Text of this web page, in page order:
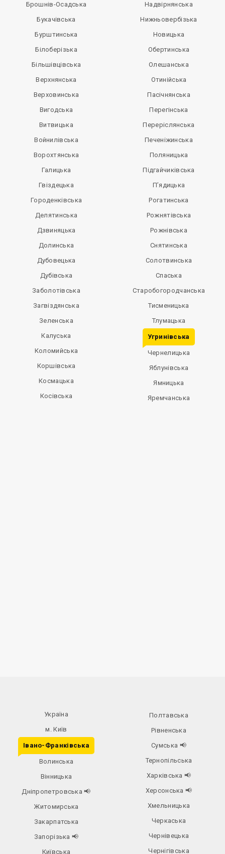
Брошнів-Осадська
Букачівська
Бурштинська
Білоберізька
Більшівцівська
Верхнянська
Верховинська
Вигодська
Витвицька
Войнилівська
Ворохтянська
Галицька
Гвіздецька
Городенківська
Делятинська
Дзвиняцька
Долинська
Дубовецька
Дубівська
Заболотівська
Загвіздянська
Зеленська
Калуська
Коломийська
Коршівська
Космацька
Косівська
Надвірнянська
Нижньовербізька
Новицька
Обертинська
Олешанська
Отинійська
Пасічнянська
Перегінська
Переріслянська
Печеніжинська
Поляницька
Підгайчиківська
П’ядицька
Рогатинська
Рожнятівська
Рожнівська
Снятинська
Солотвинська
Спаська
Старобогородчанська
Тисменицька
Тлумацька
Угринівська
Чернелицька
Яблунівська
Ямницька
Яремчанська
Україна
м. Київ
Івано-Франківська
Волинська
Вінницька
Дніпропетровська📢
Житомирська
Закарпатська
Запорізька 📢
Київська
Полтавська
Рівненська
Сумська 📢
Тернопільська
Харківська 📢
Херсонська 📢
Хмельницька
Черкаська
Чернівецька
Чернігівська